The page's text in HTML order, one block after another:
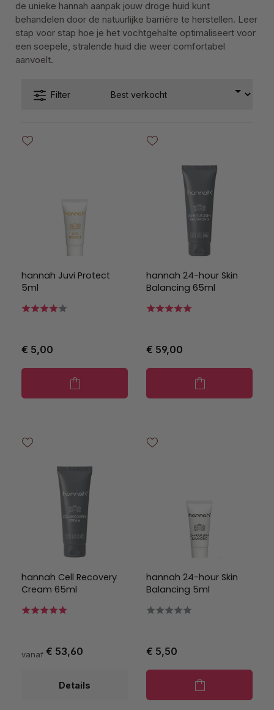
de unieke hannah aanpak jouw droge huid kunt
behandelen door de natuurlijke barrière te herstellen. Leer
stap voor stap hoe je het vochtgehalte optimaliseert voor
een soepele, stralende huid die weer comfortabel
aanvoelt.
Filter
hannah Juvi Protect
5ml
€ 5,00
hannah 24-hour Skin
Balancing 65ml
€ 59,00
hannah Cell Recovery
Cream 65ml
vanaf € 53,60
Details
hannah 24-hour Skin
Balancing 5ml
€ 5,50